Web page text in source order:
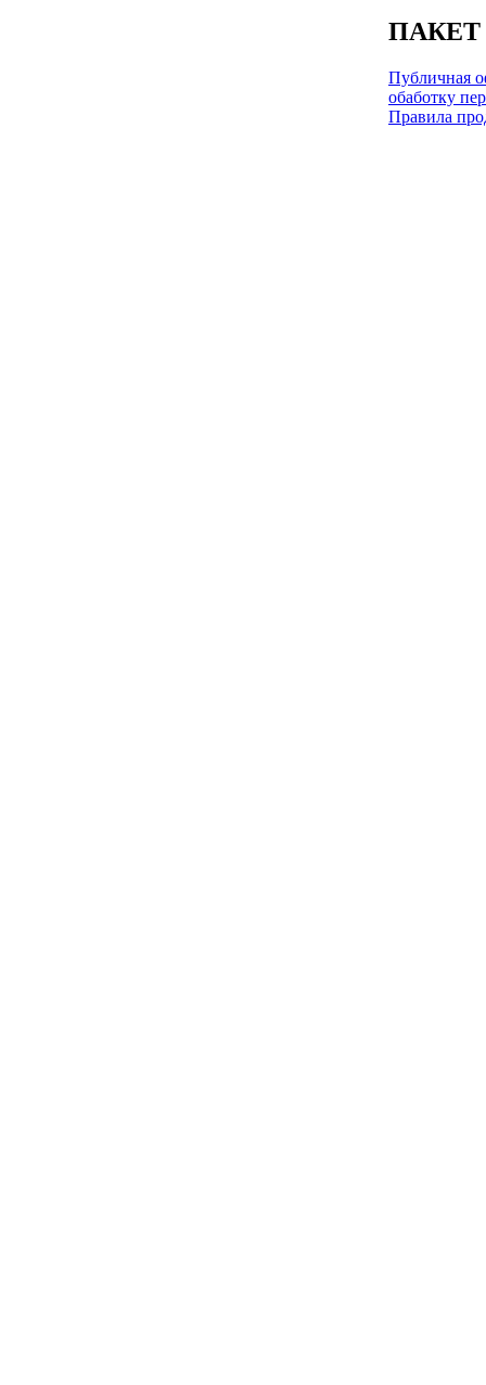
Публичная
обаботку
Правила